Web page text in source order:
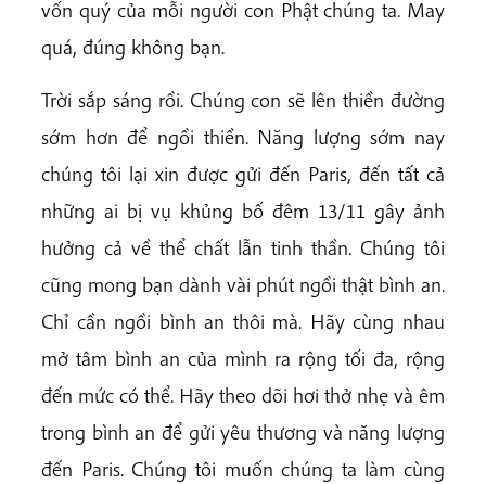
vốn quý của mỗi người con Phật chúng ta. May
quá, đúng không bạn.
Trời sắp sáng rồi. Chúng con sẽ lên thiền đường
sớm hơn để ngồi thiền. Năng lượng sớm nay
chúng tôi lại xin được gửi đến Paris, đến tất cả
những ai bị vụ khủng bố đêm 13/11 gây ảnh
hưởng cả về thể chất lẫn tinh thần. Chúng tôi
cũng mong bạn dành vài phút ngồi thật bình an.
Chỉ cần ngồi bình an thôi mà. Hãy cùng nhau
mở tâm bình an của mình ra rộng tối đa, rộng
đến mức có thể. Hãy theo dõi hơi thở nhẹ và êm
trong bình an để gửi yêu thương và năng lượng
đến Paris. Chúng tôi muốn chúng ta làm cùng